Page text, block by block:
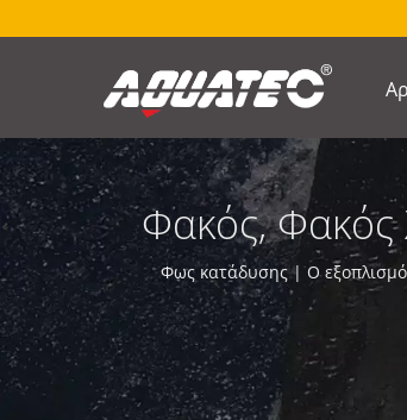
Φακός, Φακός
|
Φως κατάδυσης | Ο